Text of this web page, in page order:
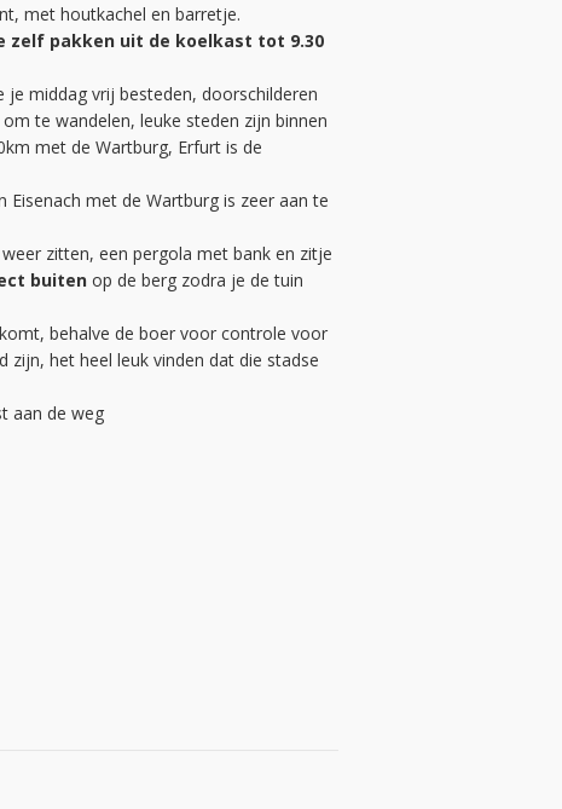
met houtkachel en barretje.
zelf pakken uit de koelkast tot 9.30
je middag vrij besteden, doorschilderen
te wandelen, leuke steden zijn binnen
met de Wartburg, Erfurt is de
met de Wartburg is zeer aan te
zitten, een pergola met bank en zitje
buiten op de berg zodra je de tuin
behalve de boer voor controle voor
zijn, het heel leuk vinden dat die stadse
aan de weg